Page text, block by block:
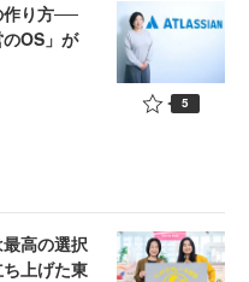
作り方──
OS」が
5
最高の選択
上げた東